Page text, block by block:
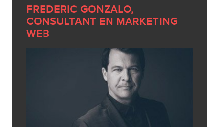
FREDERIC GONZALO,
CONSULTANT EN MARKETING
WEB